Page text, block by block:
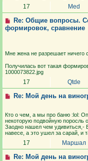
17 Med
Re: Общие вопросы.
формировок, сравнение
Мне жена не разрешает ничего
Получилась вот такая
1000073822.jpg
17 Qtde
Re: Мой день на
Кто о чем, а мы про баню :lol:
некоторую подвойную поросль
Заодно нашел чем удивиться,-
навесе, а это ушел за сарай, и
17 Маршал
Re: Мой день на